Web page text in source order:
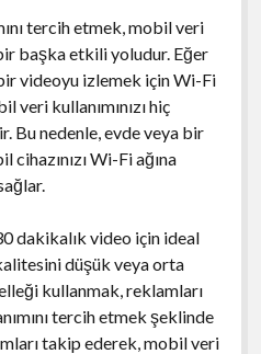
tercih etmek, mobil veri
bir başka etkili yoludur. Eğer
videoyu izlemek için Wi-Fi
veri kullanımınızı hiç
Bu nedenle, evde veya bir
Wi-Fi ağına
dakikalık video için ideal
düşük veya orta
kullanmak, reklamları
tercih etmek şeklinde
takip ederek, mobil veri